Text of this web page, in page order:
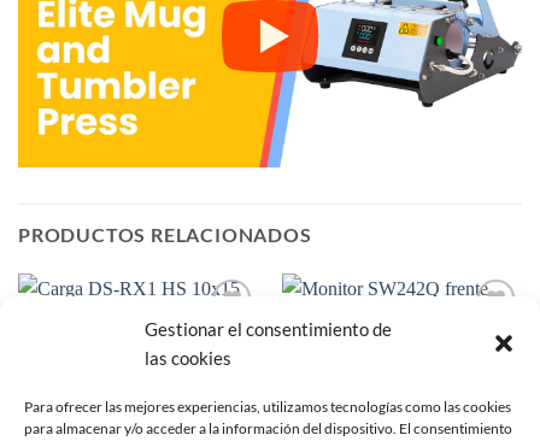
Gestionar el consentimiento de
las cookies
Para ofrecer las mejores experiencias, utilizamos tecnologías como las cookies
para almacenar y/o acceder a la información del dispositivo. El consentimiento
PRODUCTOS RELACIONADOS
Añadir
lista de
Añadir
a la